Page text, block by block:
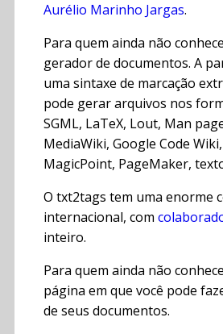
Aurélio Marinho Jargas.
Para quem ainda não
gerador de documentos. A
uma sintaxe de marcação
pode gerar arquivos nos
SGML, LaTeX, Lout, Man
MediaWiki, Google Code
MagicPoint, PageMaker,
O txt2tags tem uma enorme
internacional, com
inteiro.
Para quem ainda não
página em que você pode
de seus documentos.